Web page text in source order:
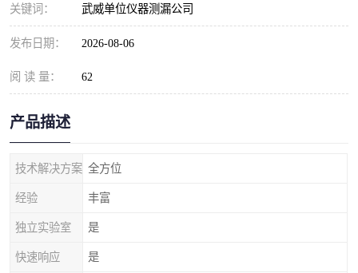
关键词： 武威单位仪器测漏公司
发布日期： 2026-08-06
阅 读 量： 62
产品描述
技术解决方案 全方位
经验 丰富
独立实验室 是
快速响应 是